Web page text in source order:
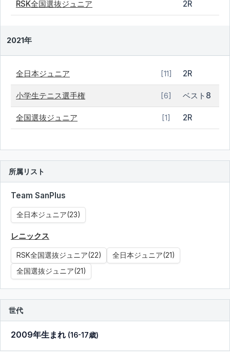
RSK全国選抜ジュニア 2R
2021年
全日本ジュニア [11] 2R
小学生テニス選手権 [6] ベスト8
全国選抜ジュニア [1] 2R
所属リスト
Team SanPlus
全日本ジュニア(23)
レニックス
RSK全国選抜ジュニア(22)
全日本ジュニア(21)
全国選抜ジュニア(21)
世代
2009年生まれ (16-17歳)